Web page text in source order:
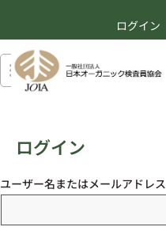
ログイン
ログイン
ユーザー名またはメールアドレス